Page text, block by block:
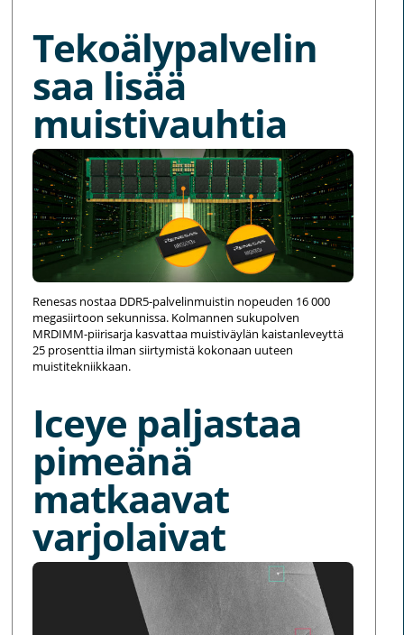
Tekoälypalvelin
saa lisää
muistivauhtia
Renesas nostaa DDR5-palvelinmuistin nopeuden 16 000
megasiirtoon sekunnissa. Kolmannen sukupolven
MRDIMM-piirisarja kasvattaa muistiväylän kaistanleveyttä
25 prosenttia ilman siirtymistä kokonaan uuteen
muistitekniikkaan.
Iceye paljastaa
pimeänä
matkaavat
varjolaivat